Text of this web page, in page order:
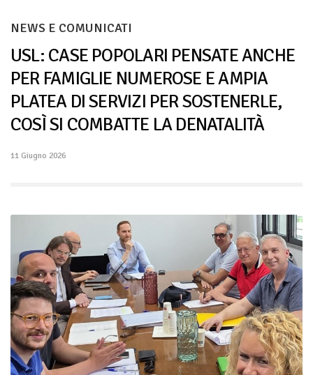
NEWS E COMUNICATI
USL: CASE POPOLARI PENSATE ANCHE
PER FAMIGLIE NUMEROSE E AMPIA
PLATEA DI SERVIZI PER SOSTENERLE,
COSÌ SI COMBATTE LA DENATALITÀ
11 Giugno 2026